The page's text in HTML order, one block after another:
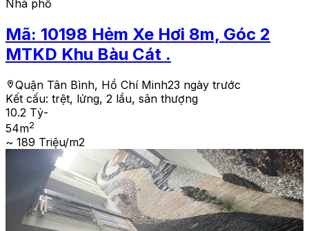
Nhà phố
Mã: 10198 Hẻm Xe Hơi 8m, Góc 2
MTKD Khu Bàu Cát .
Quận Tân Bình, Hồ Chí Minh23 ngày trước
Kết cấu: trệt, lửng, 2 lầu, sân thượng
10.2 Tỷ-
54m2
~ 189 Triệu/m2